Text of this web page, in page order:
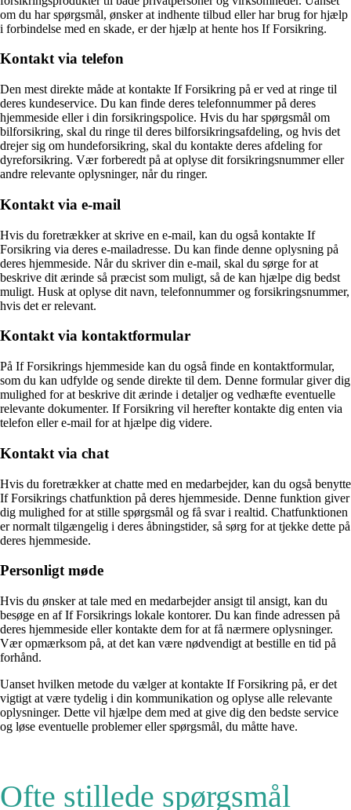
om du har spørgsmål, ønsker at indhente tilbud eller har brug for hjælp
i forbindelse med en skade, er der hjælp at hente hos If Forsikring.
Kontakt via telefon
Den mest direkte måde at kontakte If Forsikring på er ved at ringe til
deres kundeservice. Du kan finde deres telefonnummer på deres
hjemmeside eller i din forsikringspolice. Hvis du har spørgsmål om
bilforsikring, skal du ringe til deres bilforsikringsafdeling, og hvis det
drejer sig om hundeforsikring, skal du kontakte deres afdeling for
dyreforsikring. Vær forberedt på at oplyse dit forsikringsnummer eller
andre relevante oplysninger, når du ringer.
Kontakt via e-mail
Hvis du foretrækker at skrive en e-mail, kan du også kontakte If
Forsikring via deres e-mailadresse. Du kan finde denne oplysning på
deres hjemmeside. Når du skriver din e-mail, skal du sørge for at
beskrive dit ærinde så præcist som muligt, så de kan hjælpe dig bedst
muligt. Husk at oplyse dit navn, telefonnummer og forsikringsnummer,
hvis det er relevant.
Kontakt via kontaktformular
På If Forsikrings hjemmeside kan du også finde en kontaktformular,
som du kan udfylde og sende direkte til dem. Denne formular giver dig
mulighed for at beskrive dit ærinde i detaljer og vedhæfte eventuelle
relevante dokumenter. If Forsikring vil herefter kontakte dig enten via
telefon eller e-mail for at hjælpe dig videre.
Kontakt via chat
Hvis du foretrækker at chatte med en medarbejder, kan du også benytte
If Forsikrings chatfunktion på deres hjemmeside. Denne funktion giver
dig mulighed for at stille spørgsmål og få svar i realtid. Chatfunktionen
er normalt tilgængelig i deres åbningstider, så sørg for at tjekke dette på
deres hjemmeside.
Personligt møde
Hvis du ønsker at tale med en medarbejder ansigt til ansigt, kan du
besøge en af If Forsikrings lokale kontorer. Du kan finde adressen på
deres hjemmeside eller kontakte dem for at få nærmere oplysninger.
Vær opmærksom på, at det kan være nødvendigt at bestille en tid på
forhånd.
Uanset hvilken metode du vælger at kontakte If Forsikring på, er det
vigtigt at være tydelig i din kommunikation og oplyse alle relevante
oplysninger. Dette vil hjælpe dem med at give dig den bedste service
og løse eventuelle problemer eller spørgsmål, du måtte have.
Ofte stillede spørgsmål